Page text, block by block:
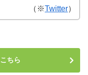
（※Twitter）
ちら